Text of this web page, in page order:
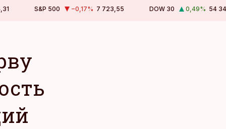
S&P 500 −0,17% 7 723,55 DOW 30 0,49% 54